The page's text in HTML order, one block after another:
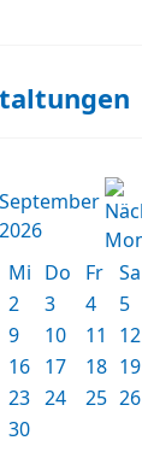
September
2026
Mi Do Fr Sa
2 3 4 5
9 10 11 12
16 17 18 19
23 24 25 26
30